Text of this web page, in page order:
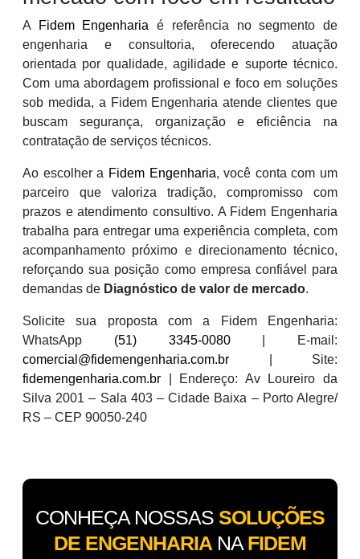
A Fidem Engenharia é referência no segmento de
engenharia e consultoria, oferecendo atuação
orientada por qualidade, agilidade e suporte técnico.
Com uma abordagem profissional e foco em soluções
sob medida, a Fidem Engenharia atende clientes que
buscam segurança, organização e eficiência na
contratação de serviços técnicos.
Ao escolher a Fidem Engenharia, você conta com um
parceiro que valoriza tradição, compromisso com
prazos e atendimento consultivo. A Fidem Engenharia
trabalha para entregar uma experiência completa, com
acompanhamento próximo e direcionamento técnico,
reforçando sua posição como empresa confiável para
demandas de Diagnóstico de valor de mercado.
Solicite sua proposta com a Fidem Engenharia:
WhatsApp (51) 3345-0080| E-mail:
comercial@fidemengenharia.com.br | Site:
fidemengenharia.com.br | Endereço: Av Loureiro da
Silva 2001 – Sala 403 – Cidade Baixa – Porto Alegre/
RS – CEP 90050-240
CONHEÇA NOSSAS SOLUÇÕES
DE ENGENHARIA NA FIDEM